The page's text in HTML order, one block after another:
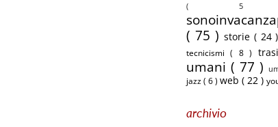
( 5
( 75 ) storie ( 24 )
tecnicismi( 8 )
umani ( 77 )
jazz( 6 ) web ( 22 )
archivio